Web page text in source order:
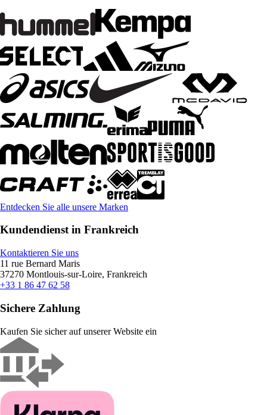
Entdecken Sie alle unsere Marken
Kundendienst in Frankreich
Kontaktieren Sie uns
11 rue Bernard Maris
37270 Montlouis-sur-Loire, Frankreich
+33 1 86 47 62 58
Sichere Zahlung
Kaufen Sie sicher auf unserer Website ein